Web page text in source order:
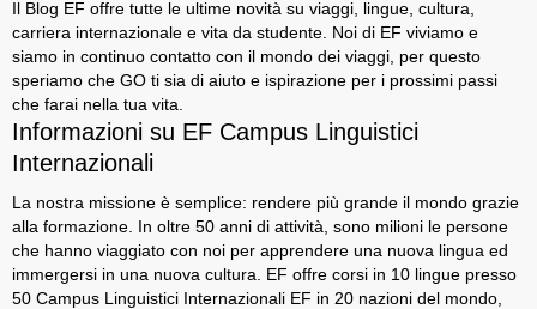
Il Blog EF offre tutte le ultime novità su viaggi, lingue, cultura,
carriera internazionale e vita da studente. Noi di EF viviamo e
siamo in continuo contatto con il mondo dei viaggi, per questo
speriamo che GO ti sia di aiuto e ispirazione per i prossimi passi
che farai nella tua vita.
Informazioni su EF Campus Linguistici
Internazionali
La nostra missione è semplice: rendere più grande il mondo grazie
alla formazione. In oltre 50 anni di attività, sono milioni le persone
che hanno viaggiato con noi per apprendere una nuova lingua ed
immergersi in una nuova cultura. EF offre corsi in 10 lingue presso
50 Campus Linguistici Internazionali EF in 20 nazioni del mondo,